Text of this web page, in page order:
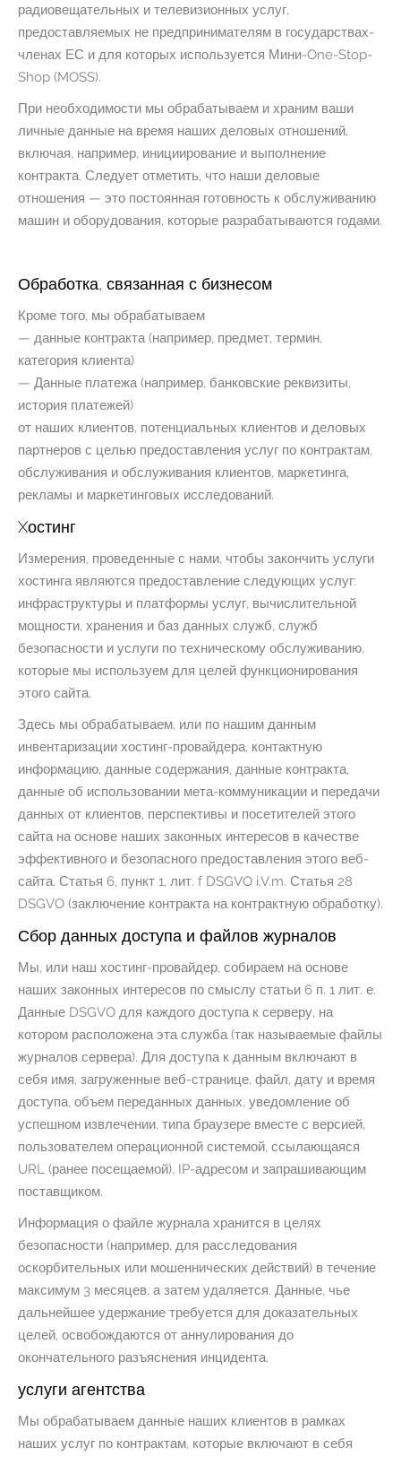
радиовещательных и телевизионных услуг,
предоставляемых не предпринимателям в государствах-
членах ЕС и для которых используется Мини-One-Stop-
Shop (MOSS).
При необходимости мы обрабатываем и храним ваши
личные данные на время наших деловых отношений,
включая, например, инициирование и выполнение
контракта. Следует отметить, что наши деловые
отношения — это постоянная готовность к обслуживанию
машин и оборудования, которые разрабатываются годами.
Обработка, связанная с бизнесом
Кроме того, мы обрабатываем
— данные контракта (например, предмет, термин,
категория клиента)
— Данные платежа (например, банковские реквизиты,
история платежей)
от наших клиентов, потенциальных клиентов и деловых
партнеров с целью предоставления услуг по контрактам,
обслуживания и обслуживания клиентов, маркетинга,
рекламы и маркетинговых исследований.
Xостинг
Измерения, проведенные с нами, чтобы закончить услуги
хостинга являются предоставление следующих услуг:
инфраструктуры и платформы услуг, вычислительной
мощности, хранения и баз данных служб, служб
безопасности и услуги по техническому обслуживанию,
которые мы используем для целей функционирования
этого сайта.
Здесь мы обрабатываем, или по нашим данным
инвентаризации хостинг-провайдера, контактную
информацию, данные содержания, данные контракта,
данные об использовании мета-коммуникации и передачи
данных от клиентов, перспективы и посетителей этого
сайта на основе наших законных интересов в качестве
эффективного и безопасного предоставления этого веб-
сайта. Статья 6, пункт 1, лит. f DSGVO i.V.m. Статья 28
DSGVO (заключение контракта на контрактную обработку).
Сбор данных доступа и файлов журналов
Мы, или наш хостинг-провайдер, собираем на основе
наших законных интересов по смыслу статьи 6 п. 1 лит. е.
Данные DSGVO для каждого доступа к серверу, на
котором расположена эта служба (так называемые файлы
журналов сервера). Для доступа к данным включают в
себя имя, загруженные веб-странице, файл, дату и время
доступа, объем переданных данных, уведомление об
успешном извлечении, типа браузере вместе с версией,
пользователем операционной системой, ссылающаяся
URL (ранее посещаемой), IP-адресом и запрашивающим
поставщиком.
Информация о файле журнала хранится в целях
безопасности (например, для расследования
оскорбительных или мошеннических действий) в течение
максимум 3 месяцев, а затем удаляется. Данные, чье
дальнейшее удержание требуется для доказательных
целей, освобождаются от аннулирования до
окончательного разъяснения инцидента.
услуги агентства
Мы обрабатываем данные наших клиентов в рамках
наших услуг по контрактам, которые включают в себя